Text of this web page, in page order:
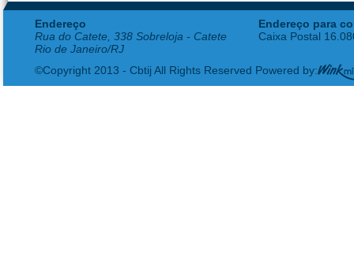
Endereço
Rua do Catete, 338 Sobreloja - Catete
Rio de Janeiro/RJ
Endereço para
Caixa Postal
©Copyright 2013 - Cbtij All Rights Reserved Powered by: